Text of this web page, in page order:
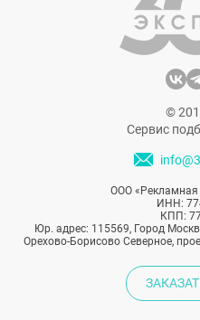
©
Сервис
ООО
ИНН:
КПП:
Юр. адрес: 115569, Город
Орехово-Борисово Северное,